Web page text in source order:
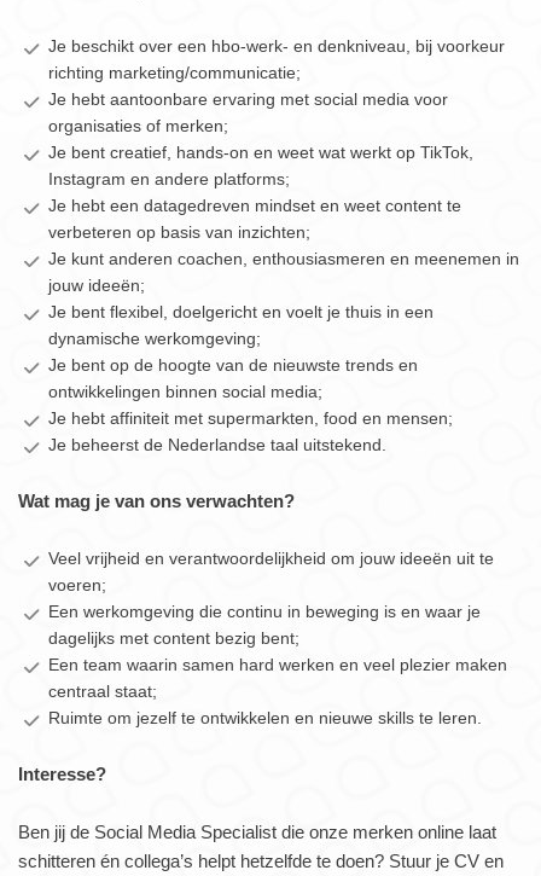
Je beschikt over een hbo‑werk- en denkniveau, bij voorkeur
richting marketing/communicatie;
Je hebt aantoonbare ervaring met social media voor
organisaties of merken;
Je bent creatief, hands‑on en weet wat werkt op TikTok,
Instagram en andere platforms;
Je hebt een datagedreven mindset en weet content te
verbeteren op basis van inzichten;
Je kunt anderen coachen, enthousiasmeren en meenemen in
jouw ideeën;
Je bent flexibel, doelgericht en voelt je thuis in een
dynamische werkomgeving;
Je bent op de hoogte van de nieuwste trends en
ontwikkelingen binnen social media;
Je hebt affiniteit met supermarkten, food en mensen;
Je beheerst de Nederlandse taal uitstekend.
Wat mag je van ons verwachten?
Veel vrijheid en verantwoordelijkheid om jouw ideeën uit te
voeren;
Een werkomgeving die continu in beweging is en waar je
dagelijks met content bezig bent;
Een team waarin samen hard werken en veel plezier maken
centraal staat;
Ruimte om jezelf te ontwikkelen en nieuwe skills te leren.
Interesse?
Ben jij de Social Media Specialist die onze merken online laat
schitteren én collega’s helpt hetzelfde te doen? Stuur je CV en